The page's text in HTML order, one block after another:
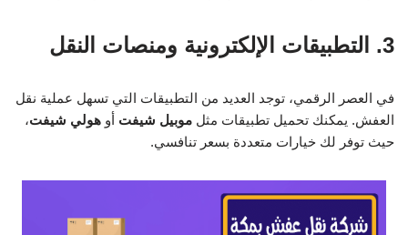
3. التطبيقات الإلكترونية ومنصات النقل
في العصر الرقمي، توجد العديد من التطبيقات التي تسهل عملية نقل
العفش. يمكنك تحميل تطبيقات مثل موبيل شيفت أو هولي شيفت،
حيث توفر لك خيارات متعددة بسعر تنافسي.